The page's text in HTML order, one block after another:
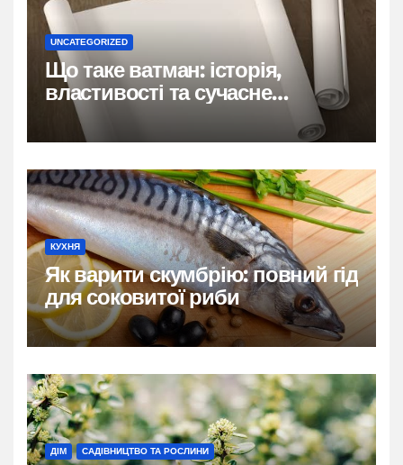
UNCATEGORIZED
Що таке ватман: історія,
властивості та сучасне
застосування
КУХНЯ
Як варити скумбрію: повний гід
для соковитої риби
ДІМ САДІВНИЦТВО ТА РОСЛИНИ